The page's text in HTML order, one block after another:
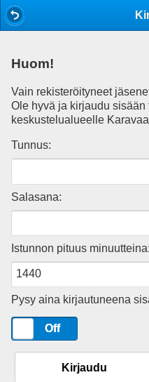
Huom!
Vain rekisteröityneet
Ole hyvä ja kirjaudu sisään
keskustelualueelle
Tunnus:
Salasana:
Istunnon pituus minuutteina:
Pysy aina kirjautuneena
Off
Kirjaudu